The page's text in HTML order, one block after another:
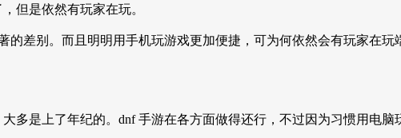
但是依然有玩家在玩。
差别。而且明明用手机玩游戏更加便捷，可为何依然会有玩家在
是上了年纪的。dnf 手游在各方面做得还行，不过因为习惯用电脑